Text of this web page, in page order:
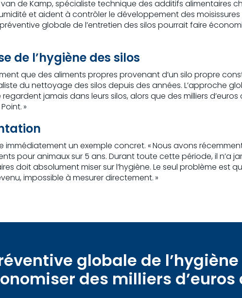
de Kamp, spécialiste technique des additifs alimentaires
et aident à contrôler le développement des
globale de l’entretien des silos pourrait faire
de l’hygiène des silos
que des aliments propres provenant d’un silo propre
du nettoyage des silos depuis des années. L’approche
jamais dans leurs silos, alors que des milliers d’euros
»
immédiatement un exemple concret. « Nous avons
pour animaux sur 5 ans. Durant toute cette période, il n’a
doit absolument miser sur l’hygiène. Le seul problème est
impossible à mesurer directement. »
globale de
des milliers d’euros